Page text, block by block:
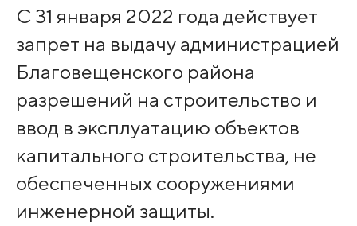
С 31 января 2022 года действует
запрет на выдачу администрацией
Благовещенского района
разрешений на строительство и
ввод в эксплуатацию объектов
капитального строительства, не
обеспеченных сооружениями
инженерной защиты.